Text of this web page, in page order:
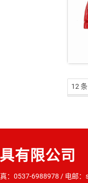
12 条
有限公司
：0537-6988978 / 电邮